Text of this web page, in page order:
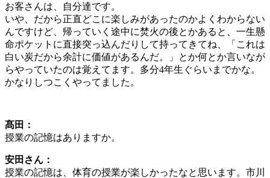
お客さんは、自分達です。
いや、だから正直どこに楽しみがあったのかよくわからない
んですけど、帰っていく途中に焚火の後とかあると、一生懸
命ポケットに直接突っ込んだりして持ってきてね、「これは
白い炭だから余計に価値があるんだ。」とか何とか言いなが
らやっていたのは覚えてます。多分4年生ぐらいまでかな。
かなりしつこくやってました。
髙田：
授業の記憶はありますか。
安田さん：
授業の記憶は、体育の授業が楽しかったなと思います。市川